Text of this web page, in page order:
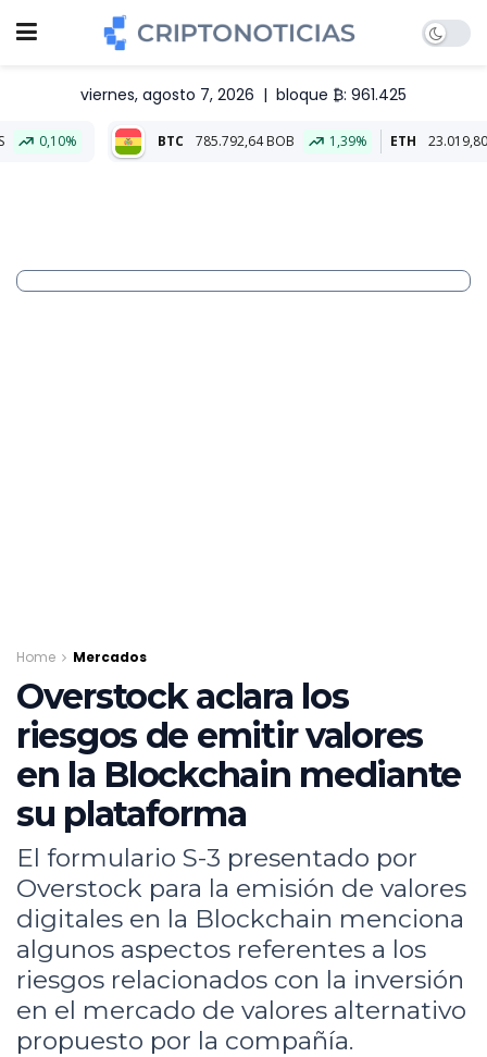
viernes, agosto 7, 2026 | bloque ₿: 961.425
BTC 785.792,64 BOB 1,39% ETH 23.019,80 BOB
Home Mercados
Overstock aclara los
riesgos de emitir valores
en la Blockchain mediante
su plataforma
El formulario S-3 presentado por
Overstock para la emisión de valores
digitales en la Blockchain menciona
algunos aspectos referentes a los
riesgos relacionados con la inversión
en el mercado de valores alternativo
propuesto por la compañía.